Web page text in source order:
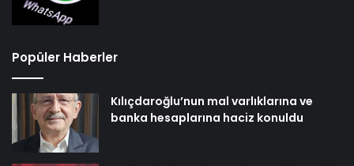
Popüler Haberler
Kılıçdaroğlu’nun mal varlıklarına ve
banka hesaplarına haciz konuldu